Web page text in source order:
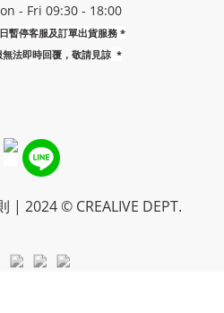
- Fri 09:30 - 18:00
暫停客服及訂單出貨服務 *
法即時回覆，敬請見諒 *
| 2024 © CREALIVE DEPT.